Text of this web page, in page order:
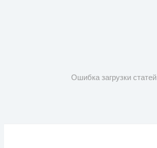
Ошибка загрузки статей